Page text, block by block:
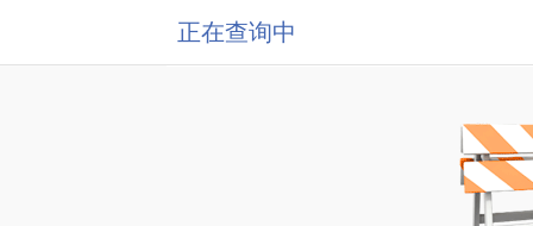
正在查询中